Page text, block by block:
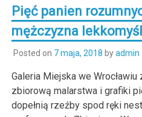
Pięć panien
mężczyzna
Posted on 7 maja, 2018 byadmin
Galeria Miejska we
zbiorową malarstwa i grafiki
dopełnią rzeźby spod ręki